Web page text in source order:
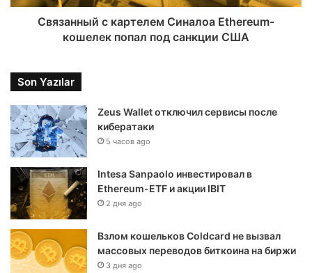
Связанный с картелем Синалоа Ethereum-
кошелек попал под санкции США
Son Yazılar
Zeus Wallet отключил сервисы после
кибератаки
5 часов ago
Intesa Sanpaolo инвестировал в
Ethereum-ETF и акции IBIT
2 дня ago
Взлом кошельков Coldcard не вызвал
массовых переводов биткоина на биржи
3 дня ago